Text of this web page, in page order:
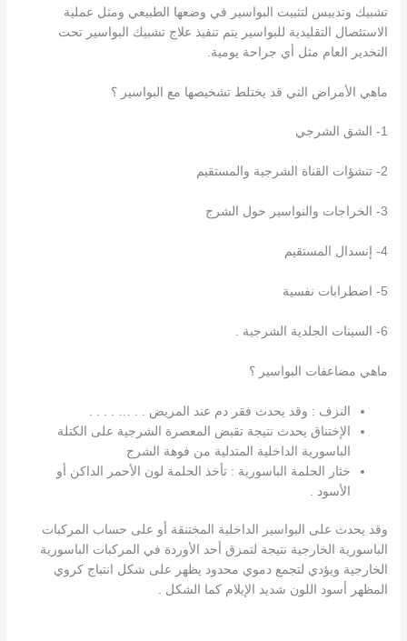
تشبيك وتدبيس لتثبيت البواسير في وضعها الطبيعي ومثل عملية
الاستئصال التقليدية للبواسير يتم تنفيذ علاج تشبيك البواسير تحت
التخدير العام مثل أي جراحة يومية.
ماهي الأمراض التي قد يختلط تشخيصها مع البواسير ؟
1- الشق الشرجي
2- تنشؤات القناة الشرجية والمستقيم
3- الخراجات والنواسير حول الشرج
4- إنسدال المستقيم
5- اضطرابات نفسية
6- السينات الجلدية الشرجية .
ماهي مضاعفات البواسير ؟
النزف : وقد يحدث فقر دم عند المريض . . … . . . .
الإختناق يحدث نتيجة تقبض المعصرة الشرجية على الكتلة
الباسورية الداخلية المتدلية من فوهة الشرج
خثار الحلمة الباسورية : تأخذ الحلمة لون الأحمر الداكن أو
الأسود .
وقد يحدث على البواسير الداخلية المختنقة أو على حساب المركبات
الباسورية الخارجية نتيجة لتمزق أحد الأوردة في المركبات الباسورية
الخارجية ويؤدي لتجمع دموي محدود يظهر على شكل انتباج كروي
المظهر أسود اللون شديد الإيلام كما الشكل .